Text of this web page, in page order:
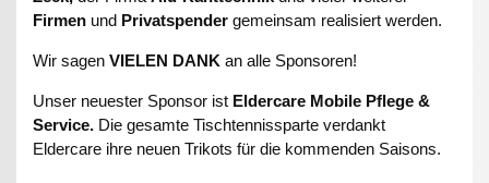
Firmen und Privatspender gemeinsam realisiert werden.
Wir sagen VIELEN DANK an alle Sponsoren!
Unser neuester Sponsor ist Eldercare Mobile Pflege &
Service. Die gesamte Tischtennissparte verdankt
Eldercare ihre neuen Trikots für die kommenden Saisons.